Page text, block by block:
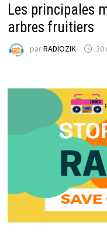
Les principales
arbres fruitiers
parRADIOZIK 30